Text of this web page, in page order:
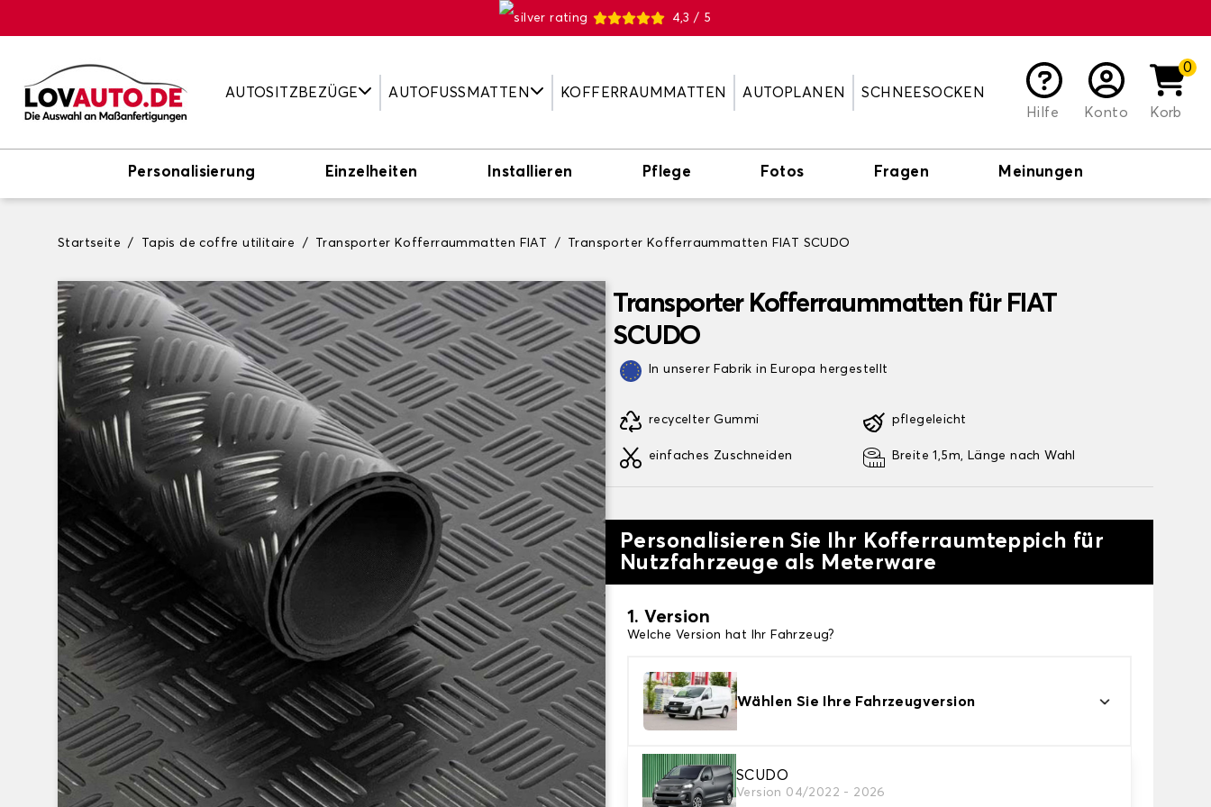
4,3 / 5
AUTOSITZBEZÜGE AUTOFUSSMATTEN KOFFERRAUMMATTEN AUTOPLANEN
SCHNEESOCKEN
Hilfe
Konto
0
Korb
Personalisierung Einzelheiten Installieren Pflege Fotos Fragen Meinungen
Startseite Tapis de coffre utilitaire Transporter Kofferraummatten FIAT Transporter Kofferraummatten FIAT SCUDO
Transporter Kofferraummatten für FIAT
SCUDO
In unserer Fabrik in Europa hergestellt
recycelter Gummi
einfaches Zuschneiden
pflegeleicht
Breite 1,5m, Länge nach Wahl
Personalisieren Sie Ihr Kofferraumteppich für
Nutzfahrzeuge als Meterware
1. Version
Welche Version hat Ihr Fahrzeug?
Wählen Sie Ihre Fahrzeugversion
SCUDO
Version 04/2022 - 2026
2. Teppichfarbe
Wählen Sie die Farbe Ihres Teppichs des Kofferraums.